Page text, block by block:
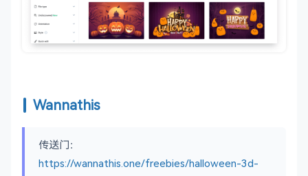
Wannathis
传送门：
https://wannathis.one/freebies/halloween-3d-